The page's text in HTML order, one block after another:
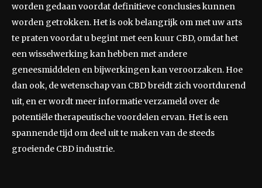
worden gedaan voordat definitieve conclusies kunnen
worden getrokken. Het is ook belangrijk om met uw arts
te praten voordat u begint met een kuur CBD, omdat het
een wisselwerking kan hebben met andere
geneesmiddelen en bijwerkingen kan veroorzaken. Hoe
dan ook, de wetenschap van CBD breidt zich voortdurend
uit, en er wordt meer informatie verzameld over de
potentiële therapeutische voordelen ervan. Het is een
spannende tijd om deel uit te maken van de steeds
groeiende CBD industrie.